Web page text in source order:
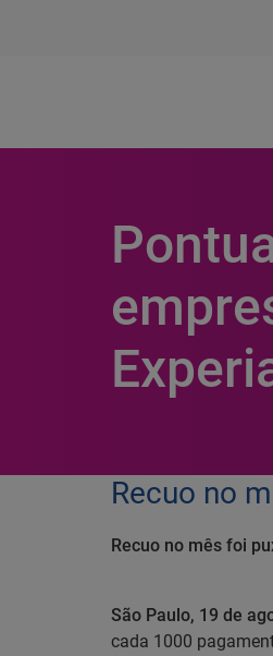
Recuo no
Recuo no mês foi
São Paulo, 19 de
cada 1000